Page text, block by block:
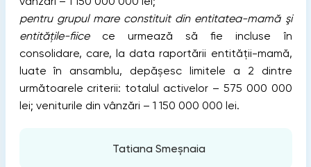
pentru grupul mare constituit din entitatea-mamă şi
entitățile-fiicece urmează să fie incluse în
consolidare, care, la data raportării entității-mamă,
luate în ansamblu, depășesc limitele a 2 dintre
următoarele criterii: totalul activelor – 575 000 000
lei; veniturile din vânzări – 1 150 000 000 lei.
Tatiana Smeșnaia